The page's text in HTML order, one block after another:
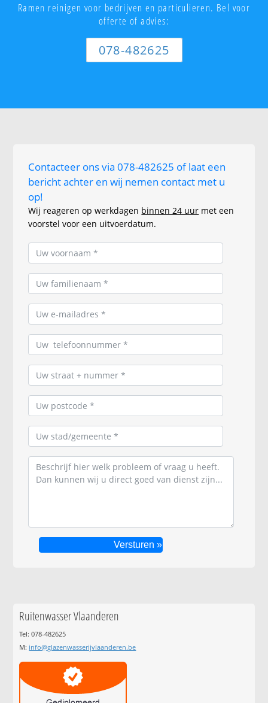
Ramen reinigen voor bedrijven en particulieren. Bel voor
offerte of advies:
078-482625
Contacteer ons via 078-482625 of laat een
bericht achter en wij nemen contact met u
op!
Wij reageren op werkdagen binnen 24 uur met een
voorstel voor een uitvoerdatum.
Ruitenwasser Vlaanderen
Tel: 078-482625
M: info@glazenwasserijvlaanderen.be